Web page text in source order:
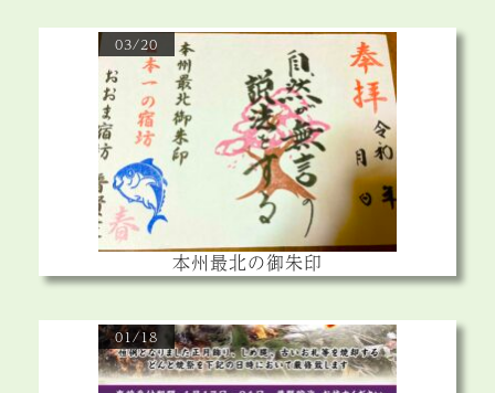
03/20
本州最北の御朱印
01/18